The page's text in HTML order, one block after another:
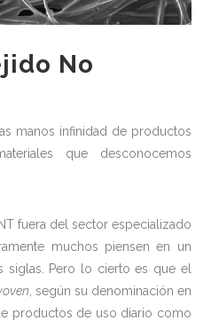
No
manos infinidad de productos
que desconocemos
fuera del sector especializado
muchos piensen en un
Pero lo cierto es que el
, según su denominación en
productos de uso diario como